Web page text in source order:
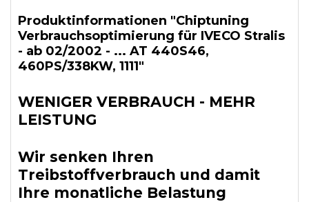
Produktinformationen "Chiptuning
Verbrauchsoptimierung für IVECO Stralis
- ab 02/2002 - ... AT 440S46,
460PS/338KW, 1111"
WENIGER VERBRAUCH - MEHR
LEISTUNG
Wir senken Ihren
Treibstoffverbrauch und damit
Ihre monatliche Belastung